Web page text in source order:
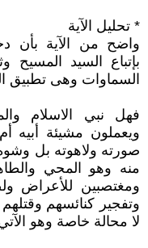
* تحليل الآية
واضح من الآية بأن
بإتباع السيد المسيح
السماوات وهى تطبيق
فهل نبي الاسلام
ويعملون مشيئة أبيه
صورته ولاهوته بل
منه وهو المحي
ومغتصبين للأعراض
وتفجير كنائسهم
لا محالة خاصة وهو